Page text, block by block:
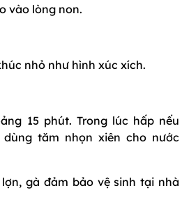
vào lòng non.
nhỏ như hình xúc xích.
15 phút. Trong lúc hấp nếu
tăm nhọn xiên cho nước